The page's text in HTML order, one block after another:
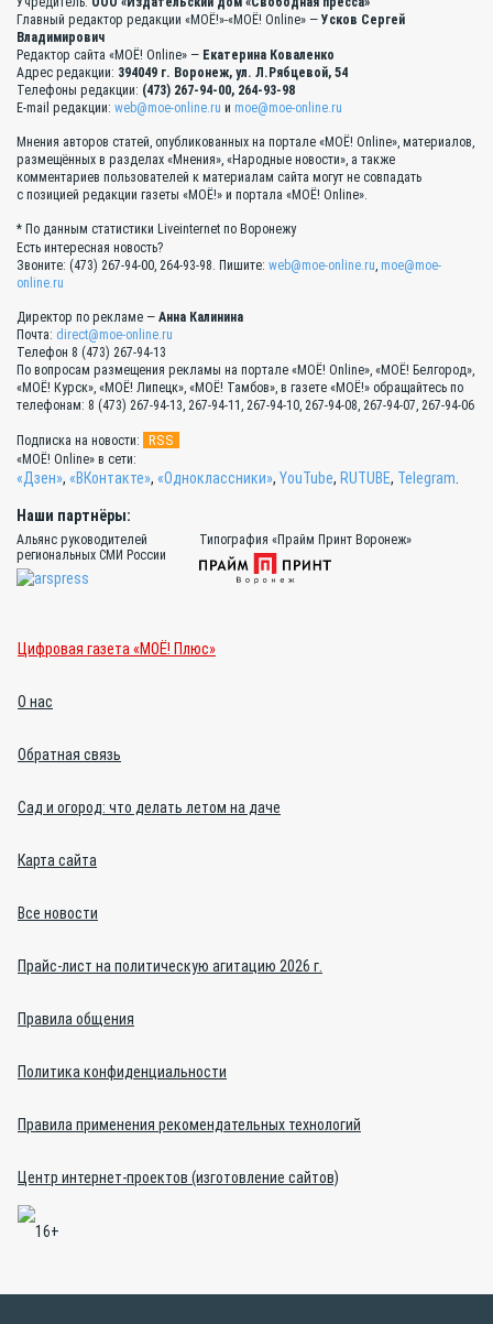
Главный редактор редакции «МОЁ!»-«МОЁ! Online» — Усков Сергей
Владимирович
Редактор сайта «МОЁ! Online» — Екатерина Коваленко
Адрес редакции: 394049 г. Воронеж, ул. Л.Рябцевой, 54
Телефоны редакции: (473) 267-94-00, 264-93-98
E-mail редакции: web@moe-online.ru и moe@moe-online.ru
Мнения авторов статей, опубликованных на портале «МОЁ! Online», материалов,
размещённых в разделах «Мнения», «Народные новости», а также
комментариев пользователей к материалам сайта могут не совпадать
с позицией редакции газеты «МОЁ!» и портала «МОЁ! Online».
* По данным статистики Liveinternet по Воронежу
Есть интересная новость?
Звоните: (473) 267-94-00, 264-93-98. Пишите: web@moe-online.ru moe@moe-
online.ru
Директор по рекламе — Анна Калинина
Почта: direct@moe-online.ru
Телефон 8 (473) 267-94-13
По вопросам размещения рекламы на портале «МОЁ! Online», «МОЁ! Белгород»,
«МОЁ! Курск», «МОЁ! Липецк», «МОЁ! Тамбов», в газете «МОЁ!» обращайтесь по
телефонам: 8 (473) 267-94-13, 267-94-11, 267-94-10, 267-94-08, 267-94-07, 267-94-06
Подписка на новости: RSS
«МОЁ! Online» в сети:
«Дзен», «ВКонтакте», «Одноклассники», YouTube, RUTUBE, Telegram
Наши партнёры:
Альянс руководителей
региональных СМИ России
Типография «Прайм Принт Воронеж»
Цифровая газета «МОЁ! Плюс»
О нас
Обратная связь
Сад и огород: что делать летом на даче
Карта сайта
Все новости
Прайс-лист на политическую агитацию 2026 г.
Правила общения
Политика конфиденциальности
Правила применения рекомендательных технологий
Центр интернет-проектов (изготовление сайтов)